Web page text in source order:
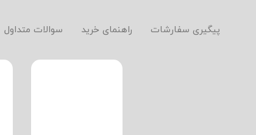
پیگیری سفارشات راهنمای خرید سوالات متداول